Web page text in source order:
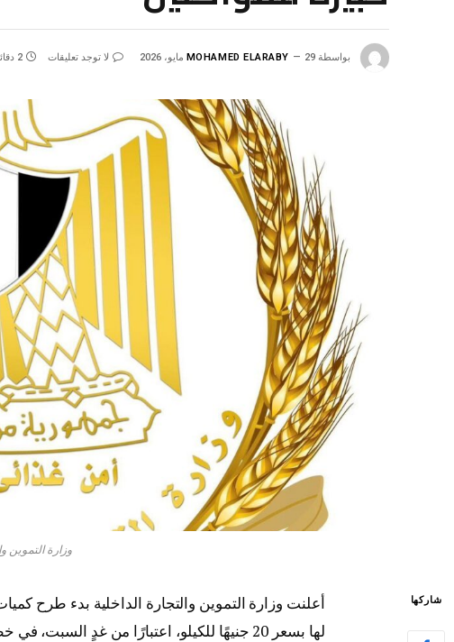
بواسطة MOHAMED ELARABY 29 مايو، 2026 لا توجد تعليقات 2 دقائق
وزارة التموين
شاركها أعلنت وزارة التموين والتجارة الداخلية بدء طرح
لها بسعر 20 جنيهًا للكيلو، اعتبارًا من غدٍ